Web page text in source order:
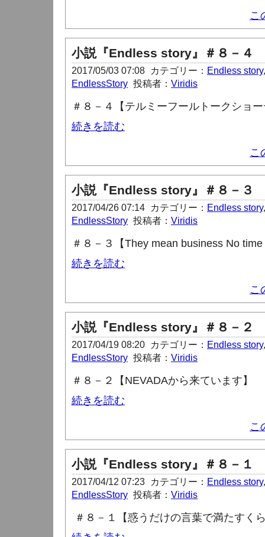
こ
小説『Endless story』＃８－４
2017/05/03 07:08 カテゴリー： Endless story
EndlessStory 投稿者： Viridis
＃８－４【テルミーフールトークショ
続きを読む
こ
小説『Endless story』＃８－３
2017/04/26 07:14 カテゴリー： Endless story
EndlessStory 投稿者： Viridis
＃８－３【They mean business No
続きを読む
こ
小説『Endless story』＃８－２
2017/04/19 08:20 カテゴリー： Endless story
EndlessStory 投稿者： Viridis
＃８－２【NEVADAから来ています】
続きを読む
こ
小説『Endless story』＃８－１
2017/04/12 07:23 カテゴリー： Endless story
EndlessStory 投稿者： Viridis
＃８－１【惑うだけの言葉で満たすく